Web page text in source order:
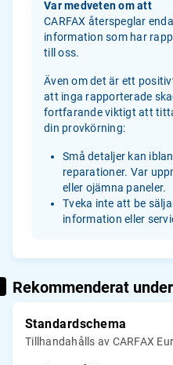
Var medveten om att
CARFAX återspeglar
information som har
till oss.
Även om det är ett
att inga rapporterade
fortfarande viktigt att
din provkörning:
Små detaljer kan
reparationer. Var
eller ojämna paneler.
Tveka inte att be
information eller
Rekommenderat
Standardschema
Tillhandahålls av CARFAX